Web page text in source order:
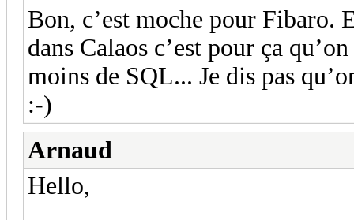
Bon, c’est moche pour Fibaro.
dans Calaos c’est pour ça
moins de SQL... Je dis pas
:-)
Arnaud
Hello,